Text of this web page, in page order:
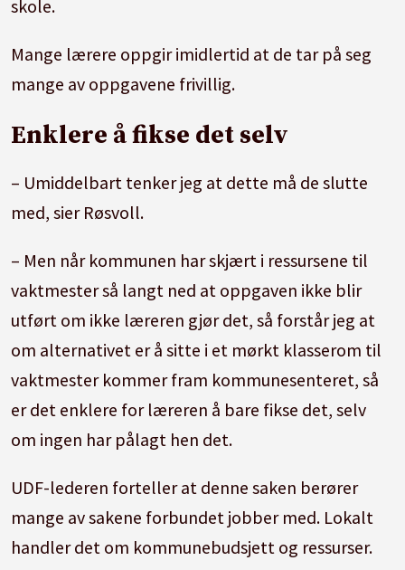
skole.
Mange lærere oppgir imidlertid at de tar på seg
mange av oppgavene frivillig.
Enklere å fikse det selv
– Umiddelbart tenker jeg at dette må de slutte
med, sier Røsvoll.
– Men når kommunen har skjært i ressursene til
vaktmester så langt ned at oppgaven ikke blir
utført om ikke læreren gjør det, så forstår jeg at
om alternativet er å sitte i et mørkt klasserom til
vaktmester kommer fram kommunesenteret, så
er det enklere for læreren å bare fikse det, selv
om ingen har pålagt hen det.
UDF-lederen forteller at denne saken berører
mange av sakene forbundet jobber med. Lokalt
handler det om kommunebudsjett og ressurser.